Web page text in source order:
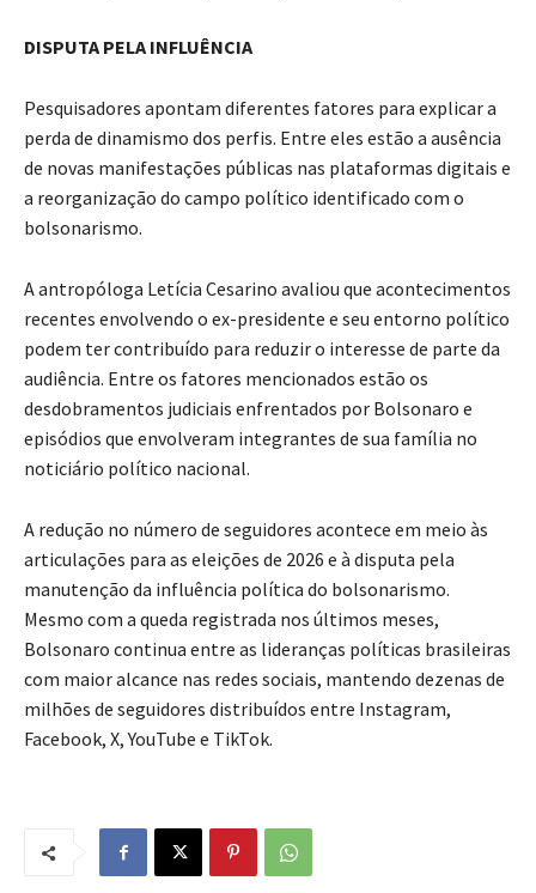
DISPUTA PELA INFLUÊNCIA
Pesquisadores apontam diferentes fatores para explicar a
perda de dinamismo dos perfis. Entre eles estão a ausência
de novas manifestações públicas nas plataformas digitais e
a reorganização do campo político identificado com o
bolsonarismo.
A antropóloga Letícia Cesarino avaliou que acontecimentos
recentes envolvendo o ex-presidente e seu entorno político
podem ter contribuído para reduzir o interesse de parte da
audiência. Entre os fatores mencionados estão os
desdobramentos judiciais enfrentados por Bolsonaro e
episódios que envolveram integrantes de sua família no
noticiário político nacional.
A redução no número de seguidores acontece em meio às
articulações para as eleições de 2026 e à disputa pela
manutenção da influência política do bolsonarismo.
Mesmo com a queda registrada nos últimos meses,
Bolsonaro continua entre as lideranças políticas brasileiras
com maior alcance nas redes sociais, mantendo dezenas de
milhões de seguidores distribuídos entre Instagram,
Facebook, X, YouTube e TikTok.